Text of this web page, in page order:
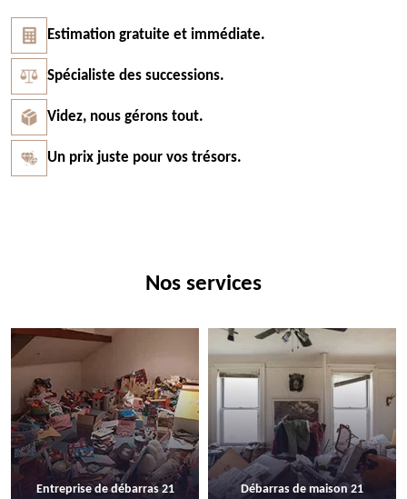
Estimation gratuite et immédiate.
Spécialiste des successions.
Videz, nous gérons tout.
Un prix juste pour vos trésors.
Nos services
Entreprise de débarras 21 Débarras de maison 21